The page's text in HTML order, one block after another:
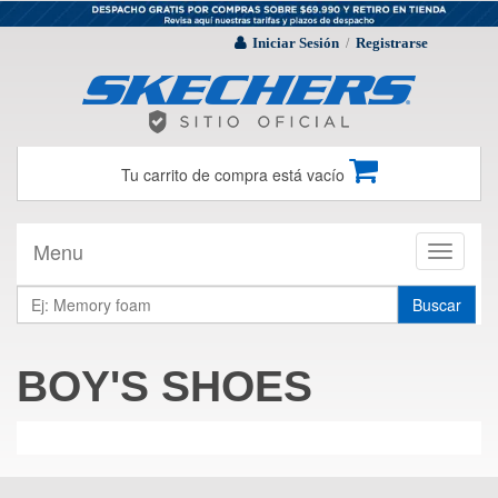
Iniciar Sesión / Registrarse
Tu carrito de compra está vacío
Toggle
Menu
Buscar
BOY'S SHOES